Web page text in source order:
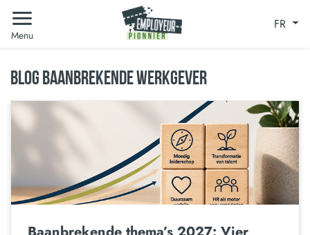
Menu
FR
BLOG BAANBREKENDE WERKGEVER